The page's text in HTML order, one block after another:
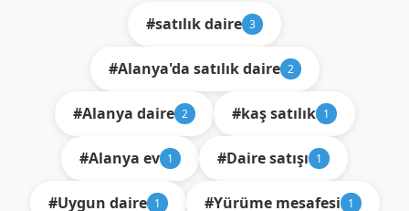
#satılık daire 3
#Alanya'da satılık daire 2
#Alanya daire 2 #kaş satılık 1
#Alanya ev 1 #Daire satışı 1
#Uygun daire 1 #Yürüme mesafesi 1